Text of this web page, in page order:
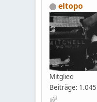
eltopo
Mitglied
Beiträge: 1.045